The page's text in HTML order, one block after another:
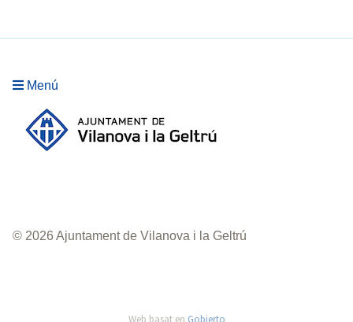
Menú
© 2026 Ajuntament de Vilanova i la Geltrú
Web basat en Gobierto